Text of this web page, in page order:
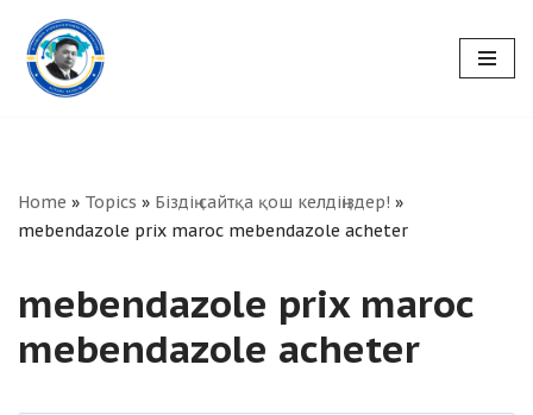
Skip
to
Home » Topics » Біздің сайтқа қош келдіңіздер! »
mebendazole prix maroc mebendazole acheter
mebendazole prix maroc
mebendazole acheter